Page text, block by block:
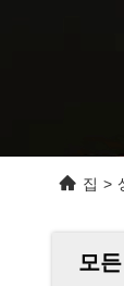
집 >
모